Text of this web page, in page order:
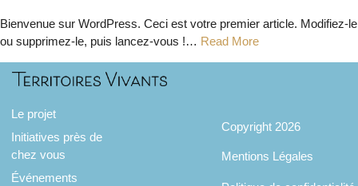
Bienvenue sur WordPress. Ceci est votre premier article. Modifiez-le
ou supprimez-le, puis lancez-vous !… Read More
Le projet
Initiatives près de
chez vous
Événements
Copyright 2026
Mentions Légales